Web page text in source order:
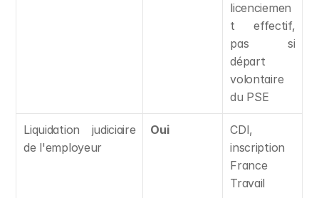
licenciemen
t effectif,
pas si
départ
volontaire
du PSE
Liquidation judiciaire
de l'employeur
Oui
CDI,
inscription
France
Travail